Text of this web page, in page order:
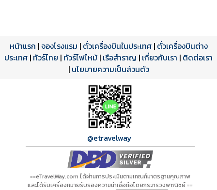
โปรแกรมทัวร์
ดาวน์โหลด PDF
รีวิวลูกค้าจริง
รีวิวจาก eTravelWay
เปิดหน้าเต็ม
ใบอนุญาตนำเที่ยว
เลขที่ 11/11450
เปิดหน้าเต็ม
หน้าแรก |จองโรงแรม | ตั๋วเครื่องบินในประเทศ| ตั๋วเครื่องบินต่าง
ประเทศ | ทัวร์ไทย | ทัวร์ไฟไหม้ | เรือสำราญ | เกี่ยวกับเรา | ติดต่อเรา
| นโยบายความเป็นส่วนตัว
@etravelway
==eTravelWay.com ได้ผ่านการประเมินตามเกณฑ์มาตรฐานคุณภาพ
และได้รับเครื่องหมายรับรองความน่าเชื่อถือโดยกระทรวงพาณิชย์ ==